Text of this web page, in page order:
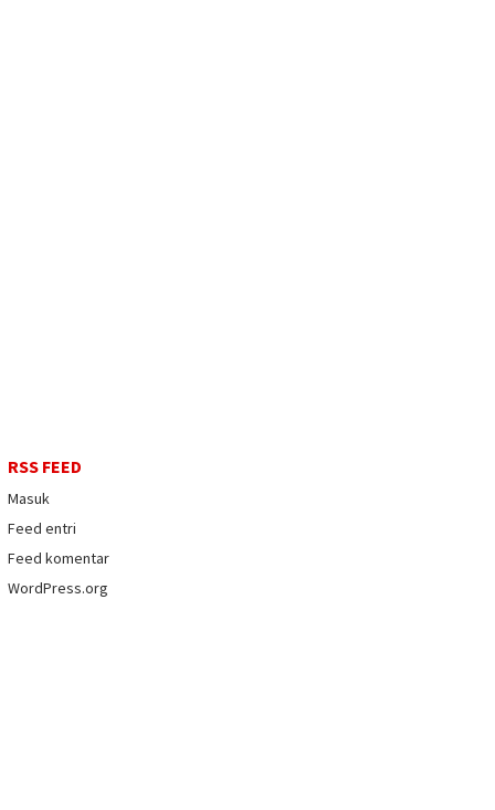
RSS FEED
Masuk
Feed entri
Feed komentar
WordPress.org